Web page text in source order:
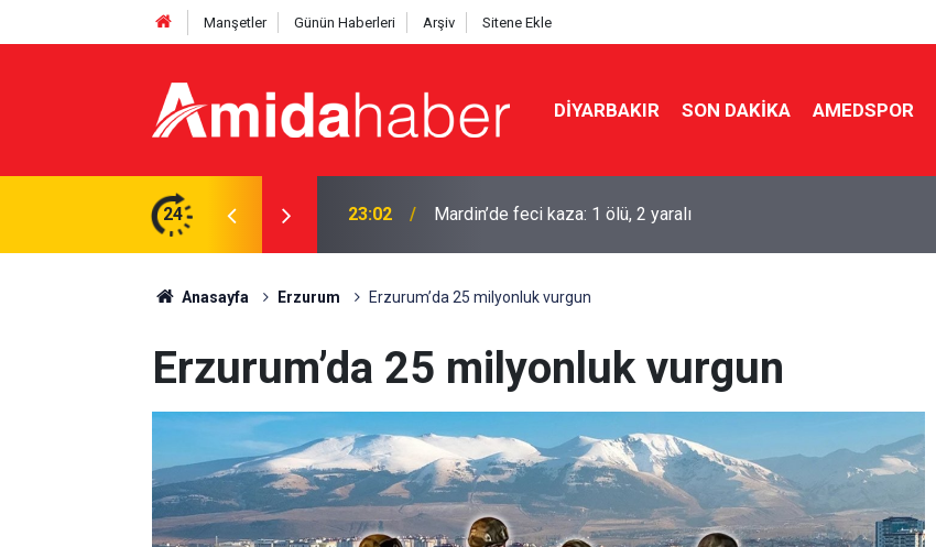
Manşetler Günün Haberleri Arşiv Sitene Ekle
DIYARBAKIR SON DAKIKA AMEDSPOR
24 22:50 Cumhurbaşkanı Erdoğan Suudi Arabistan’a gidiyor
Anasayfa Erzurum Erzurum’da 25 milyonluk vurgun
Erzurum’da 25 milyonluk vurgun